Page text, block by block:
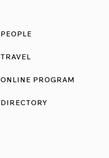
PEOPLE
TRAVEL
ONLINE PROGRAM
DIRECTORY